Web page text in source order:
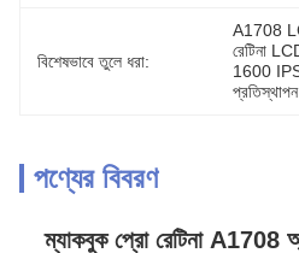
বিশেষভাবে তুলে ধরা:
A1708
রেটিনা
1600
প্রতিস্থাপন
পণ্যের বিবরণ
ম্যাকবুক প্রো রেটিনা A1708